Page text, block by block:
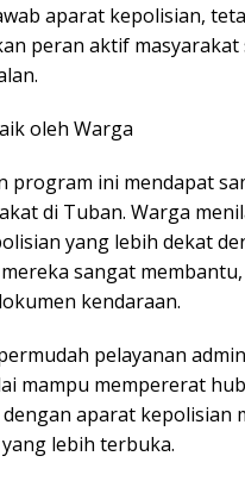
aparat kepolisian,
peran aktif masyarakat
oleh Warga
program ini mendapat
di Tuban. Warga
yang lebih dekat
sangat
kendaraan.
pelayanan
mampu mempererat
aparat kepolisian
lebih terbuka.